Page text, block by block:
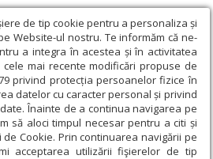
de tip cookie pentru a personaliza și
Website-ul nostru. Te informăm că ne-
a integra în acestea și în activitatea
mai recente modificări propuse de
privind protecția persoanelor fizice în
datelor cu caracter personal și privind
Înainte de a continua navigarea pe
să aloci timpul necesar pentru a citi și
Cookie. Prin continuarea navigării pe
acceptarea utilizării fişierelor de tip
religioasă › Știri › Sfințirea picturii
Calapodești